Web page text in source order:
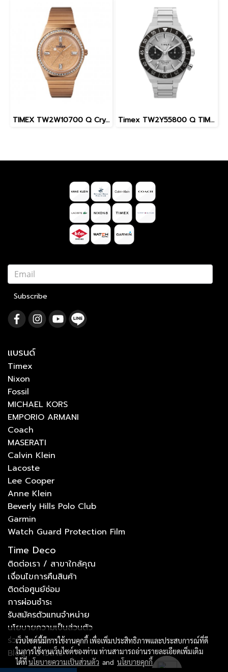
TIMEX TW2W10700 Q Crystal นาฬิกาข้อมือผู้หญิง สายสแตนเลส สีโรสโกลด์ หน้าปัด 36 มม. Timex TW2Y55800 Q TIMEX CONTINENTAL CHRONO นาฬิกา นาฬิกาข้อมือ นาฬิกาผู้ชาย
Subscribe
แบรนด์
Timex
Nixon
Fossil
MICHAEL KORS
EMPORIO ARMANI
Coach
MASERATI
Calvin Klein
Lacoste
Lee Cooper
Anne Klein
Beverly Hills Polo Club
Garmin
Watch Guard Protection Film
Time Deco
ติดต่อเรา / สาขาใกล้คุณ
เงื่อนไขการคืนสินค้า
ติดต่อศูนย์ซ่อม
การผ่อนชำระ
รับสมัครตัวแทนจำหน่าย
นโยบายความเป็นส่วนตัว
ร่วมงานกับเรา
Blog / ข่าวสาร
เว็บไซต์นี้มีการใช้งานคุกกี้ เพื่อเพิ่มประสิทธิภาพและประสบการณ์ที่ดี
ในการใช้งานเว็บไซต์ของท่าน ท่านสามารถอ่านรายละเอียดเพิ่มเติม
ได้ที่นโยบายความเป็นส่วนตัว and นโยบายคุกกี้